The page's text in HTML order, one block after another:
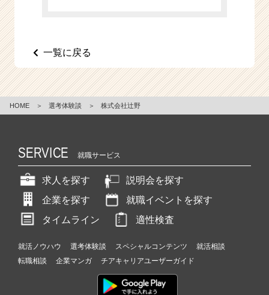
一覧に戻る
HOME ＞ 選考体験談 ＞ 株式会社辻野
SERVICE 就職サービス
求人を探す
説明会を探す
企業を探す
就職イベントを探す
タイムライン
適性検査
就活ノウハウ 選考体験談 スペシャルコンテンツ
就活相談
転職相談
企業マンガ チアキャリアユーザーガイド